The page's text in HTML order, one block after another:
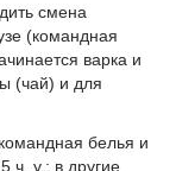
смена
(командная
варка и
(чай) и для
белья и
ч. у.; в другие